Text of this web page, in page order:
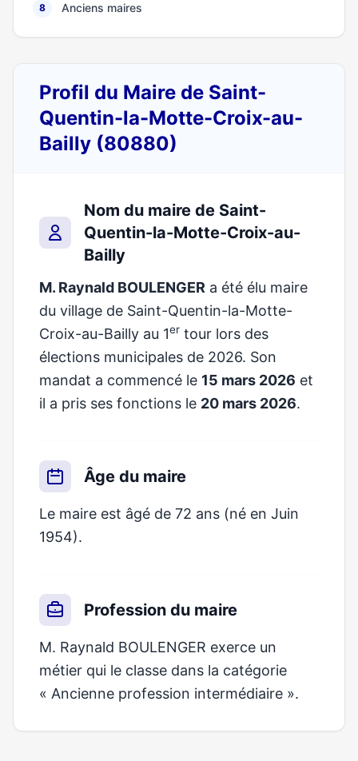
8 Anciens maires
Profil du Maire de Saint-
Quentin-la-Motte-Croix-au-
Bailly (80880)
Nom du maire de Saint-
Quentin-la-Motte-Croix-au-
Bailly
M. Raynald BOULENGER a été élu maire
du village de Saint-Quentin-la-Motte-
Croix-au-Bailly au 1er tour lors des
élections municipales de 2026. Son
mandat a commencé le 15 mars 2026 et
il a pris ses fonctions le 20 mars 2026.
Âge du maire
Le maire est âgé de 72 ans (né en Juin
1954).
Profession du maire
M. Raynald BOULENGER exerce un
métier qui le classe dans la catégorie
« Ancienne profession intermédiaire ».